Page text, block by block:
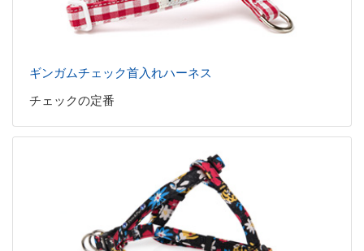
ギンガムチェック首入れハーネス
チェックの定番